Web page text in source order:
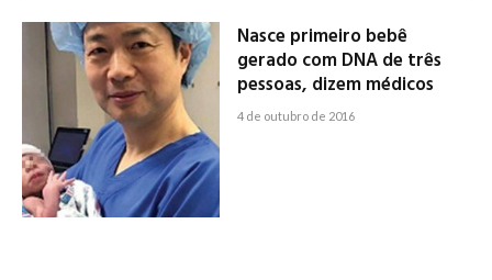
Nasce primeiro bebê
gerado com DNA de três
pessoas, dizem médicos
4 de outubro de 2016